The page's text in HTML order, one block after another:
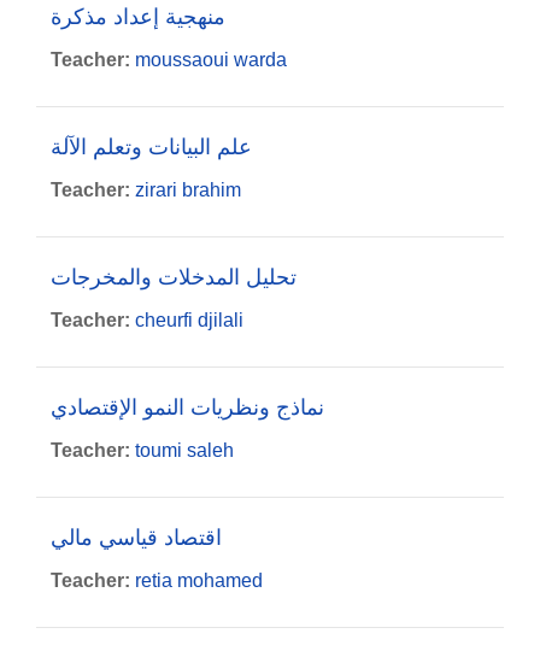
منهجية إعداد مذكرة
Teacher: moussaoui warda
علم البيانات وتعلم الآلة
Teacher: zirari brahim
تحليل المدخلات والمخرجات
Teacher: cheurfi djilali
نماذج ونظريات النمو الإقتصادي
Teacher: toumi saleh
اقتصاد قياسي مالي
Teacher: retia mohamed